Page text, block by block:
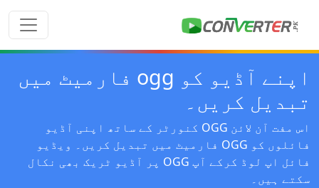
اپنے آڈیو کو ogg فارمیٹ میں
تبدیل کریں۔
اس مفت آن لائن OGG کنورٹر کے ساتھ اپنی آڈیو
فائلوں کو OGG فارمیٹ میں تبدیل کریں۔ ویڈیو
فائل اپ لوڈ کرکے آپ OGG پر آڈیو ٹریک بھی نکال
سکتے ہیں۔